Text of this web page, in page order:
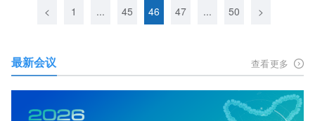
< 1 ... 45 46 47 ... 50 >
最新会议 查看更多